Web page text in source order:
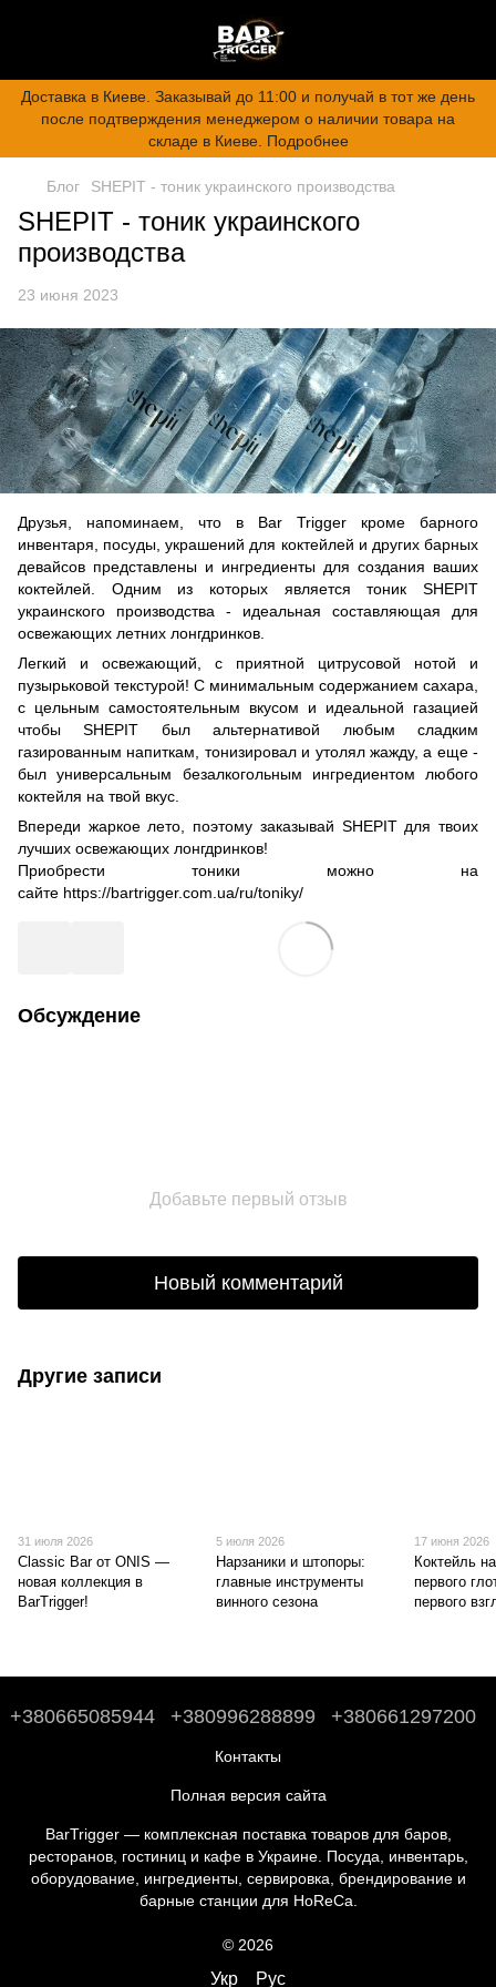
Доставка в Киеве. Заказывай до 11:00 и получай в тот же день
после подтверждения менеджером о наличии товара на
складе в Киеве. Подробнее
Блог SHEPIT - тоник украинского производства
SHEPIT - тоник украинского
производства
23 июня 2023
Друзья, напоминаем, что в Bar Trigger кроме барного
инвентаря, посуды, украшений для коктейлей и других барных
девайсов представлены и ингредиенты для создания ваших
коктейлей. Одним из которых является тоник SHEPIT
украинского производства - идеальная составляющая для
освежающих летних лонгдринков.
Легкий и освежающий, с приятной цитрусовой нотой и
пузырьковой текстурой! С минимальным содержанием сахара,
с цельным самостоятельным вкусом и идеальной газацией
чтобы SHEPIT был альтернативой любым сладким
газированным напиткам, тонизировал и утолял жажду, а еще -
был универсальным безалкогольным ингредиентом любого
коктейля на твой вкус.
Впереди жаркое лето, поэтому заказывай SHEPIT для твоих
лучших освежающих лонгдринков!
Приобрести тоники можно на
сайте https://bartrigger.com.ua/ru/toniky/
Обсуждение
Добавьте первый отзыв
Новый комментарий
Другие записи
31 июля 2026
Classic Bar от ONIS —
новая коллекция в
BarTrigger!
5 июля 2026
Нарзаники и штопоры:
главные инструменты
винного сезона
17 июня 2026
Коктейль
первого
первого
+380665085944 +380996288899 +380661297200
Контакты
Полная версия сайта
BarTrigger — комплексная поставка товаров для баров,
ресторанов, гостиниц и кафе в Украине. Посуда, инвентарь,
оборудование, ингредиенты, сервировка, брендирование и
барные станции для HoReCa.
© 2026
Укр Рус